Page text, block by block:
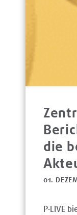
die
01.
P·LIVE